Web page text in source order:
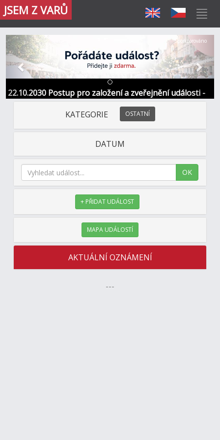
JSEM Z VARŮ
22.10.2030 Postup pro založení a zveřejnění události -
Informace / kontakt
Předchozí Další
Sponzorováno
KATEGORIE OSTATNÍ
DATUM
OK
+ PŘIDAT UDÁLOST
MAPA UDÁLOSTÍ
AKTUÁLNÍ OZNÁMENÍ
---